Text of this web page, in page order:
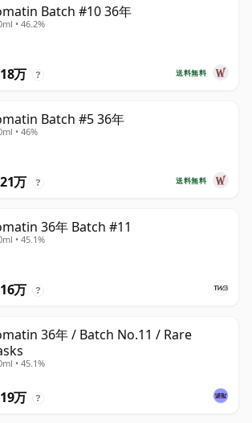
Batch #10 36年
• 46.2%
送料無料
万 ?
Batch #5 36年
• 46%
送料無料
万 ?
36年 Batch #11
• 45.1%
万 ?
36年 / Batch No.11 / Rare
• 45.1%
万 ?